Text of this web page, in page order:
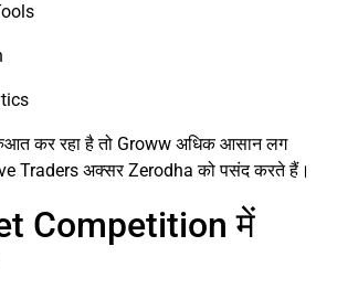
कर रहा है तो Groww अधिक आसान लग
Traders अक्सर Zerodha को पसंद करते हैं।
Competition में